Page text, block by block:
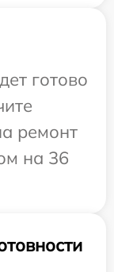
готово
ремонт
на 36